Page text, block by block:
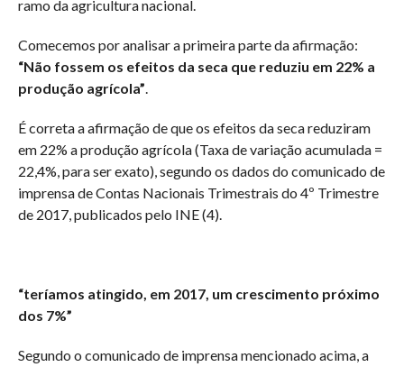
ramo da agricultura nacional.
Comecemos por analisar a primeira parte da afirmação:
“Não fossem os efeitos da seca que reduziu em 22% a
produção agrícola”.
É correta a afirmação de que os efeitos da seca reduziram
em 22% a produção agrícola (Taxa de variação acumulada =
22,4%, para ser exato), segundo os dados do comunicado de
imprensa de Contas Nacionais Trimestrais do 4º Trimestre
de 2017, publicados pelo INE (4).
“teríamos atingido, em 2017, um crescimento próximo
dos 7%”
Segundo o comunicado de imprensa mencionado acima, a